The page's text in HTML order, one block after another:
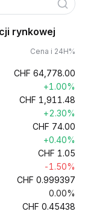
rynkowej
Cena i 24H%
CHF 64,778.00
+1.00%
CHF 1,911.48
+2.30%
CHF 74.00
+0.40%
CHF 1.05
-1.50%
CHF 0.999397
0.00%
CHF 0.45438